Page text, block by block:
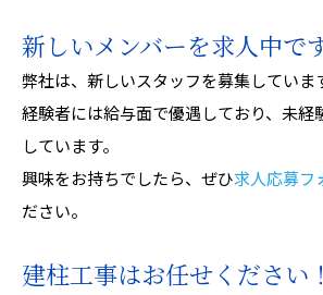
新しいメンバーを求人中で
弊社は、新しいスタッフを募集していま
経験者には給与面で優遇しており、未経
しています。
興味をお持ちでしたら、ぜひ求人応募フ
ださい。
建柱工事はお任せください！